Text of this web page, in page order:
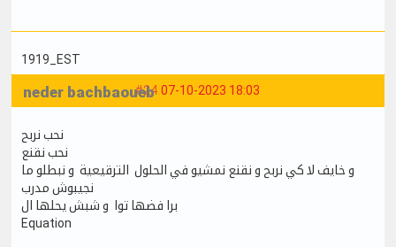
1919_EST
#24 07-10-2023 18:03
neder bachbaoueb
نحب نربح
نحب نقنع
و خايف لا كي نربح و نقنع نمشيو في الحلول الترقيعية و نبطلو ما
نجيبوش مدرب
برا فضها توا و شبش يحلها ال
Equation